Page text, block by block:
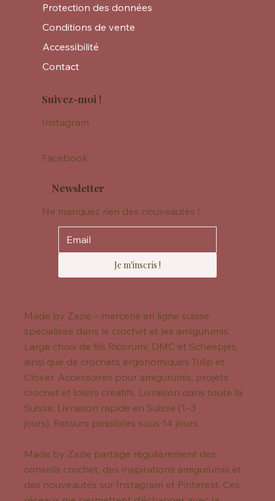
Protection des données
Conditions de vente
Accessibilité
Contact
Suivez-moi !
Instagram
Facebook
Newsletter
Ne manquez rien des nouveautés !
Je m'inscris !
Made by Zazie – mercerie en ligne suisse
spécialisée dans le crochet et les amigurumis.
Large choix de fils Ricorumi, DMC et Scheepjes,
ainsi que de crochets ergonomiques Tulip et
Clover. Accessoires pour amigurumis, projets
crochet et loisirs créatifs. Livraison dans toute la
Suisse. Livraison rapide en Suisse (1–3
jours). Retours possibles sous 14 jours.
Made by Zazie partage régulièrement des
conseils crochet, des inspirations amigurumis et
des nouveautés sur Instagram et Pinterest. Ces